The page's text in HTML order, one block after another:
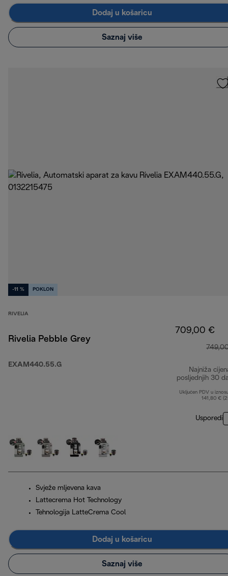
Dodaj u košaricu
Saznaj više
-11 % POKLON
RIVELIA
Rivelia Pebble Grey
EXAM440.55.G
709,00 €
Najniža
posljednjih 30
Uključen PDV u
141,80 €
Usporedi
Svježe mljevena kava
Lattecrema Hot Technology
Tehnologija LatteCrema Cool
Dodaj u košaricu
Saznaj više